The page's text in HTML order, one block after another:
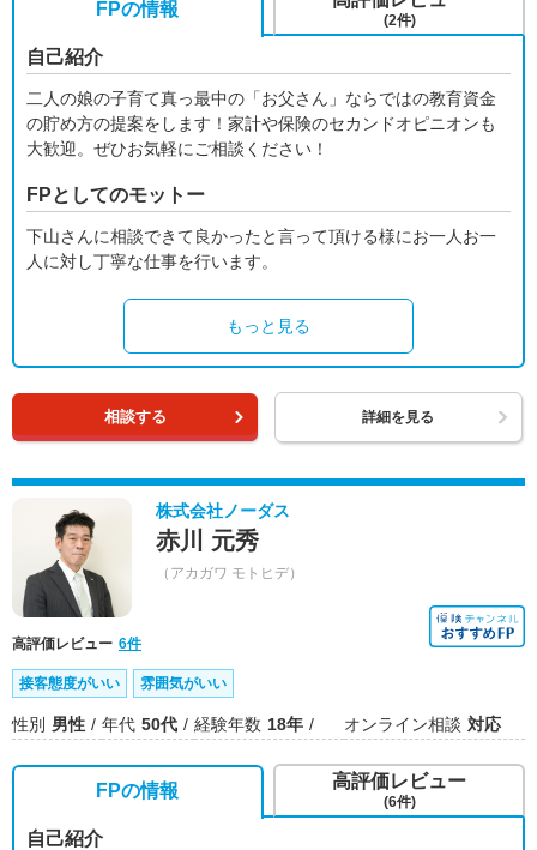
FPの情報
自己紹介
二人の娘の子育て真っ最中の「お父さん」ならではの教育資金
の貯め方の提案をします！家計や保険のセカンドオピニオンも
大歓迎。ぜひお気軽にご相談ください！
FPとしてのモットー
下山さんに相談できて良かったと言って頂ける様にお一人お一
人に対し丁寧な仕事を行います。
もっと見る
(2件)
相談する 詳細を見る
株式会社ノーダス
赤川 元秀
（アカガワ モトヒデ）
高評価レビュー 6件
接客態度がいい 雰囲気がいい
性別 男性 年代 50代 経験年数 18年 オンライン相談 対応
FPの情報
自己紹介
高評価レビュー
(6件)